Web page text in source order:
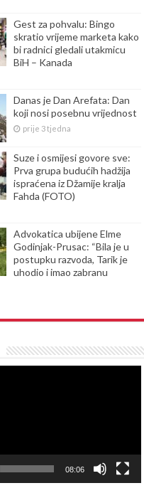
Gest za pohvalu: Bingo
skratio vrijeme marketa kako
bi radnici gledali utakmicu
BiH – Kanada
Danas je Dan Arefata: Dan
koji nosi posebnu vrijednost
prije 3 tjedna
Suze i osmijesi govore sve:
Prva grupa budućih hadžija
ispraćena iz Džamije kralja
Fahda (FOTO)
Advokatica ubijene Elme
Godinjak-Prusac: “Bila je u
postupku razvoda, Tarik je
uhodio i imao zabranu
08:06